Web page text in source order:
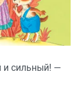
и сильный! —